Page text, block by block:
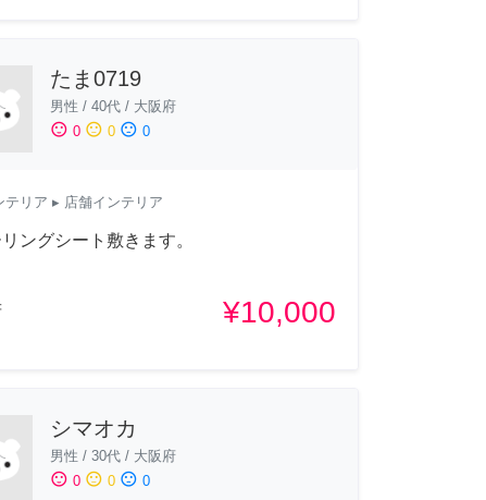
たま0719
男性 / 40代/ 大阪府
sentiment_satisfied 0 sentiment_neutral 0 sentiment_dissatisfied 0
テリア ▸ 店舗インテリア
ングシート敷きます。
¥10,000
シマオカ
男性 / 30代/ 大阪府
sentiment_satisfied 0 sentiment_neutral 0 sentiment_dissatisfied 0